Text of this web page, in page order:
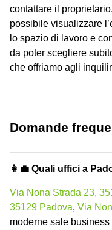
contattare il
possibile visualizzare
lo spazio di lavoro e
da poter scegliere
che offriamo agli
Domande
👩‍💼 Quali uffici a
Via Nona Strada 23,
35129 Padova, Via
moderne sale